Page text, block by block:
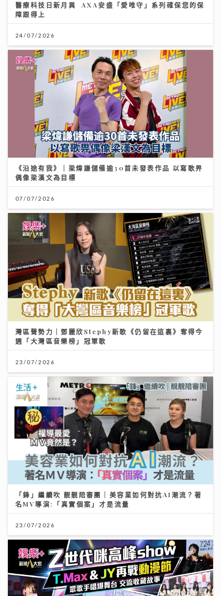
醫療科技日新月異 AXA安盛「愛唯守」系列確保您的保
障跟得上
24/07/2026
《沿途有我》｜梁煒謙儲備逾30首未發表作品 以寫歌畀
偶像梁漢文為目標
07/07/2026
灣區聲勢力｜鄧麗欣Stephy新歌《仍留在這裏》奪得今
週「大灣區音樂榜」冠軍歌
23/07/2026
「鋒」繼續吹 靚靚陪審團 | 美容業如何對抗AI潮流？著
名MV導演:「真實個案」才是流量
23/07/2026